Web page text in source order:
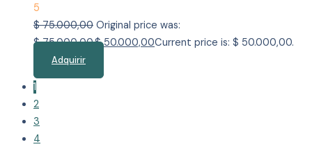
5
$75.000,00 Original price was:
$ 75.000,00.$50.000,00Current price is: $ 50.000,00.
Adquirir
1
2
3
4